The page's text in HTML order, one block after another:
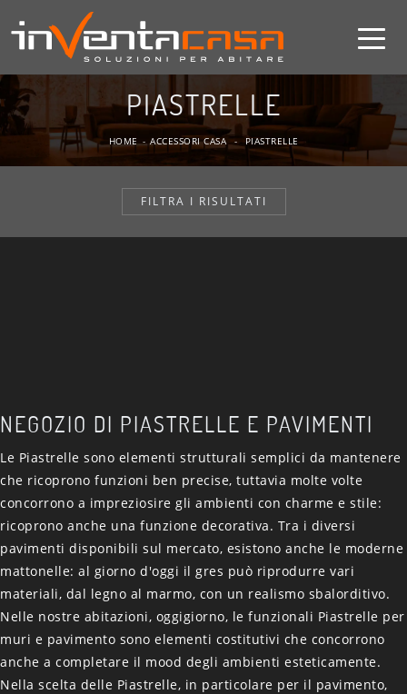
PIASTRELLE
HOME - ACCESSORI CASA - PIASTRELLE
FILTRA I RISULTATI
NEGOZIO DI PIASTRELLE E PAVIMENTI
Le Piastrelle sono elementi strutturali semplici da mantenere
che ricoprono funzioni ben precise, tuttavia molte volte
concorrono a impreziosire gli ambienti con charme e stile:
ricoprono anche una funzione decorativa. Tra i diversi
pavimenti disponibili sul mercato, esistono anche le moderne
mattonelle: al giorno d'oggi il gres può riprodurre vari
materiali, dal legno al marmo, con un realismo sbalorditivo.
Nelle nostre abitazioni, oggigiorno, le funzionali Piastrelle per
muri e pavimento sono elementi costitutivi che concorrono
anche a completare il mood degli ambienti esteticamente.
Nella scelta delle Piastrelle, in particolare per il pavimento,